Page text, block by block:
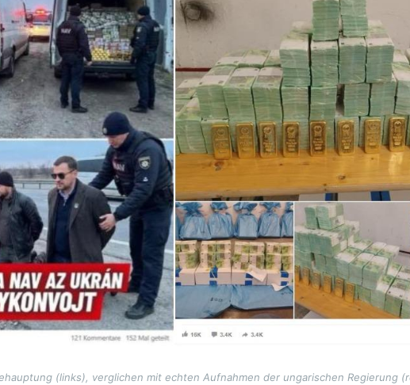
(links), verglichen mit echten Aufnahmen der ungarischen Regierung